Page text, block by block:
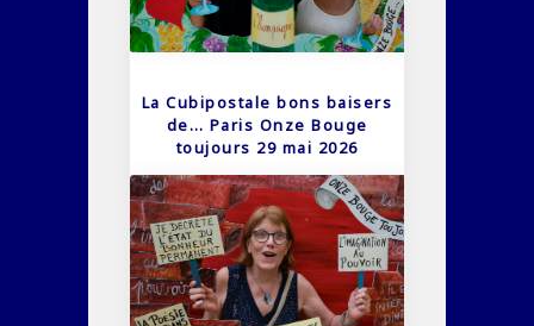
La Cubipostale bons baisers
de… Paris Onze Bouge
toujours 29 mai 2026